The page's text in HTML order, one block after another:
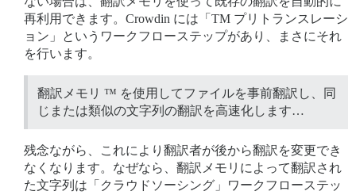
再利用できます。Crowdin には「TM プリトランスレーシ
ョン」というワークフローステップがあり、まさにそれ
を行います。
翻訳メモリ ™ を使用してファイルを事前翻訳し、同
じまたは類似の文字列の翻訳を高速化します…
残念ながら、これにより翻訳者が後から翻訳を変更でき
なくなります。なぜなら、翻訳メモリによって翻訳され
た文字列は「クラウドソーシング」ワークフローステッ